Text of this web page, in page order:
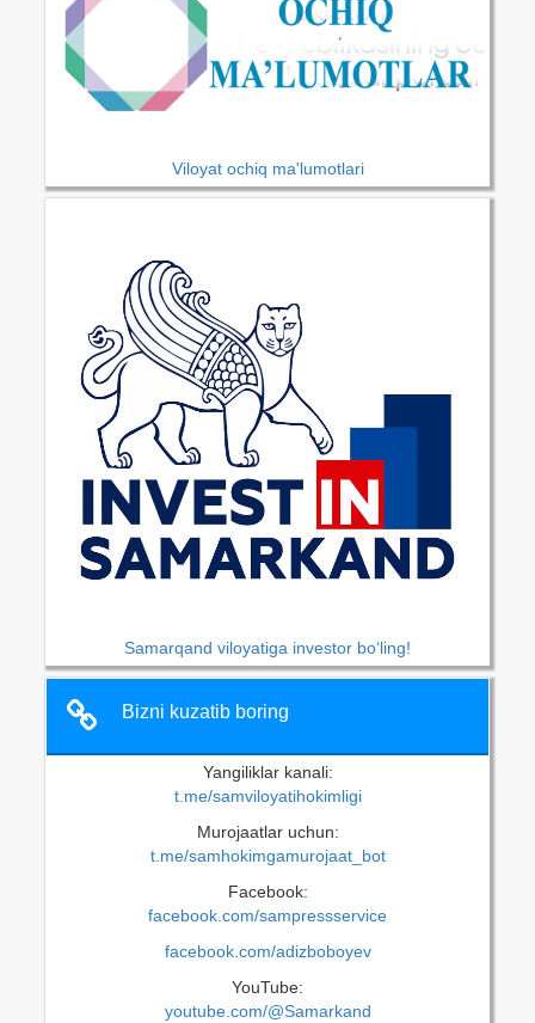
Viloyat ochiq ma'lumotlari
Samarqand viloyatiga investor bo‘ling!
Bizni kuzatib boring
Yangiliklar kanali:
t.me/samviloyatihokimligi
Murojaatlar uchun:
t.me/samhokimgamurojaat_bot
Facebook:
facebook.com/sampressservice
facebook.com/adizboboyev
YouTube:
youtube.com/@Samarkand